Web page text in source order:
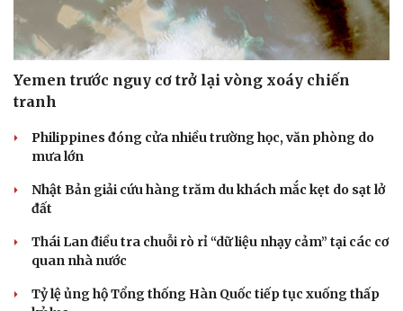
Yemen trước nguy cơ trở lại vòng xoáy chiến
tranh
Philippines đóng cửa nhiều trường học, văn phòng do
mưa lớn
Nhật Bản giải cứu hàng trăm du khách mắc kẹt do sạt lở
đất
Thái Lan điều tra chuỗi rò rỉ “dữ liệu nhạy cảm” tại các cơ
quan nhà nước
Tỷ lệ ủng hộ Tổng thống Hàn Quốc tiếp tục xuống thấp